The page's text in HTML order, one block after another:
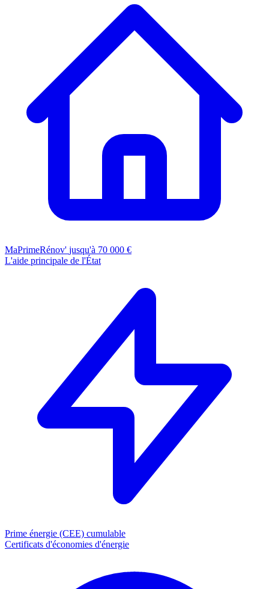
MaPrimeRénov' jusqu'à 70 000 €
L'aide principale de l'État
Prime énergie (CEE) cumulable
Certificats d'économies d'énergie